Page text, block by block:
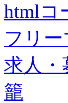
htmlコ
フリ
求人・
籠